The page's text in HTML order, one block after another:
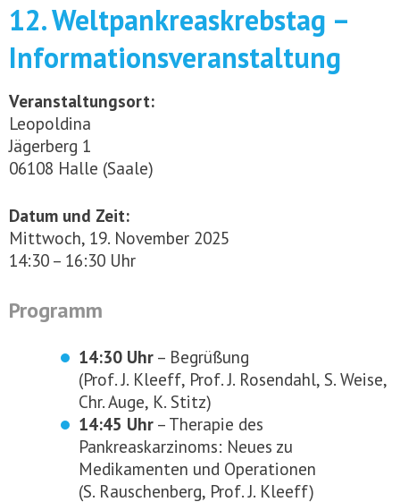
12. Weltpankreaskrebstag –
Informationsveranstaltung
Veranstaltungsort:
Leopoldina
Jägerberg 1
06108 Halle (Saale)
Datum und Zeit:
Mittwoch, 19. November 2025
14:30 – 16:30 Uhr
Programm
14:30 Uhr– Begrüßung
(Prof. J. Kleeff, Prof. J. Rosendahl, S. Weise,
Chr. Auge, K. Stitz)
14:45 Uhr– Therapie des
Pankreaskarzinoms: Neues zu
Medikamenten und Operationen
(S. Rauschenberg, Prof. J. Kleeff)